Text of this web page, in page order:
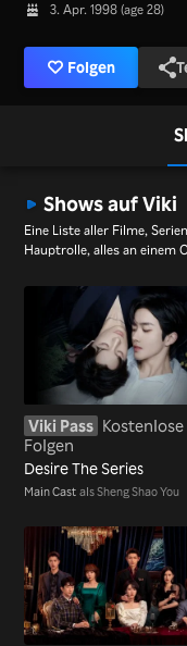
3. Apr. 1998 (age 28)
Folgen
Shows auf Viki
Eine Liste aller Filme,
Hauptrolle, alles an einem
Viki Pass Kostenlose
Folgen
Desire The Series
Main Cast als Sheng Shao You